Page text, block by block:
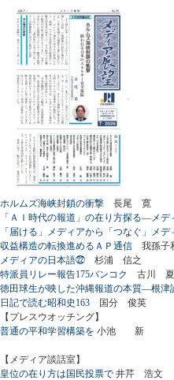
ホルムズ海峡封鎖の衝撃 長尾 寛
「ＡＩ時代の報道」の在り方探る―メデ
「届ける」メディアから「つなぐ」メデ
収益構造の転換進めるＡＰ通信 我孫子
メディアの日本語㉒ 杉浦 信之
特派員リレー報告175バンコク
古川 夏
徳田球生が映した沖縄報道の本質―根津
日記で読む昭和史163 国分 俊英
【プレスウオッチング】
普通の平和学習構築を 小池 新
【メディア談話室】
皇位の在り方は国民投票で 井芹 浩文